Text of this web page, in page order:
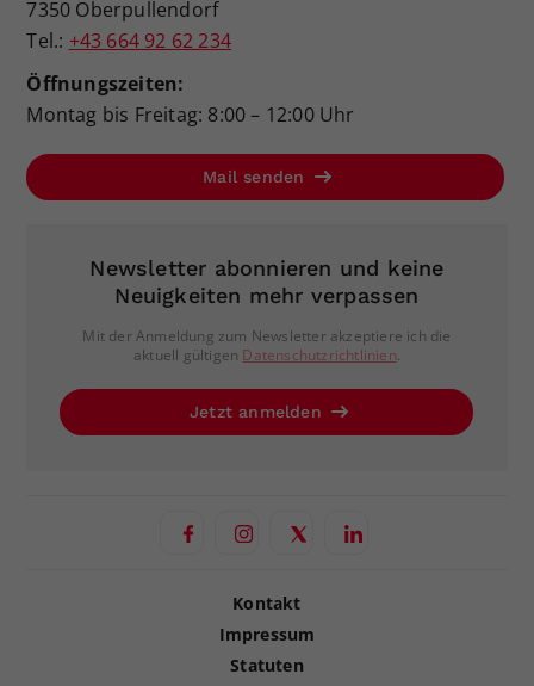
7350 Oberpullendorf
Tel.: +43 664 92 62 234
Öffnungszeiten:
Montag bis Freitag: 8:00 – 12:00 Uhr
Mail senden
Newsletter abonnieren und keine
Neuigkeiten mehr verpassen
Mit der Anmeldung zum Newsletter akzeptiere ich die
aktuell gültigen Datenschutzrichtlinien.
Jetzt anmelden
Kontakt
Impressum
Statuten